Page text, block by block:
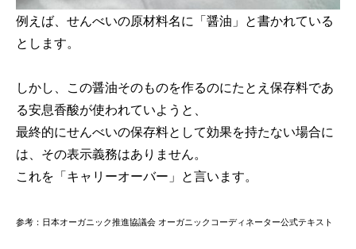
例えば、せんべいの原材料名に「醤油」と書かれている
とします。
しかし、この醤油そのものを作るのにたとえ保存料であ
る安息香酸が使われていようと、
最終的にせんべいの保存料として効果を持たない場合に
は、その表示義務はありません。
これを「キャリーオーバー」と言います。
参考：日本オーガニック推進協議会 オーガニックコーディネーター公式テキスト